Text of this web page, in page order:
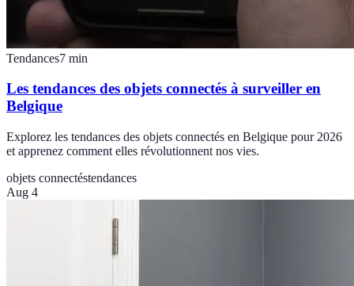
Tendances7 min
Les tendances des objets connectés à surveiller en
Belgique
Explorez les tendances des objets connectés en Belgique pour 2026
et apprenez comment elles révolutionnent nos vies.
objets connectéstendances
Aug 4